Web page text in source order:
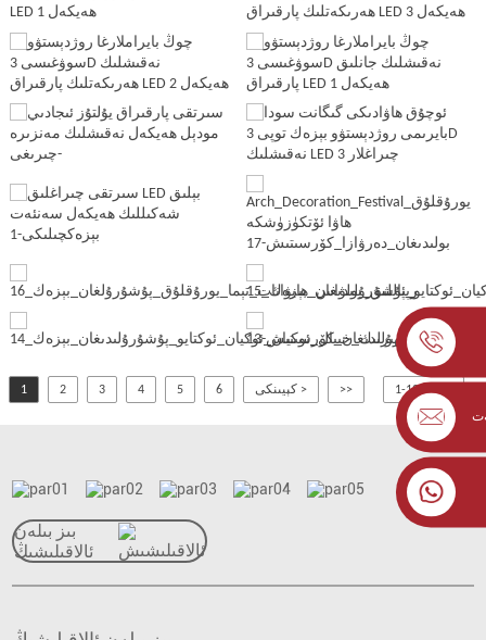
1 2 3 4 5 6 كېيىنكى > >> 1-بەت / 12
بىز بىلەن
ئالاقىلىشىڭ